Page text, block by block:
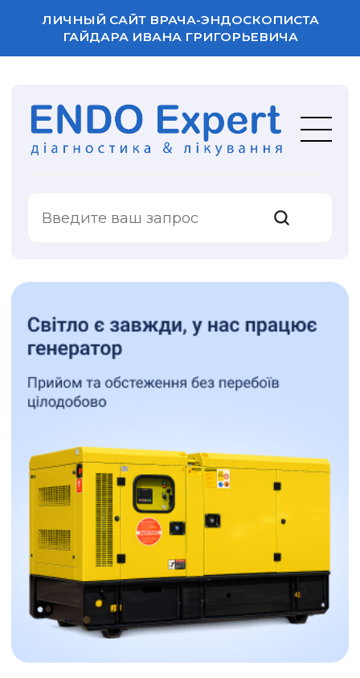
ЛИЧНЫЙ САЙТ ВРАЧА-ЭНДОСКОПИСТА
ГАЙДАРА ИВАНА ГРИГОРЬЕВИЧА
УСЛУГИ
РАЗНОЕ
ОСТАВИТЬ ОТЗЫВ